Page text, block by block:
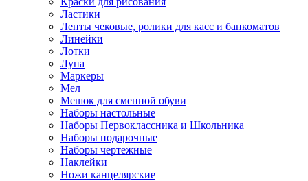
Ластики
Ленты чековые, ролики для касс и банкоматов
Линейки
Лотки
Лупа
Маркеры
Мел
Мешок для сменной обуви
Наборы настольные
Наборы Первоклассника и Школьника
Наборы подарочные
Наборы чертежные
Наклейки
Ножи канцелярские